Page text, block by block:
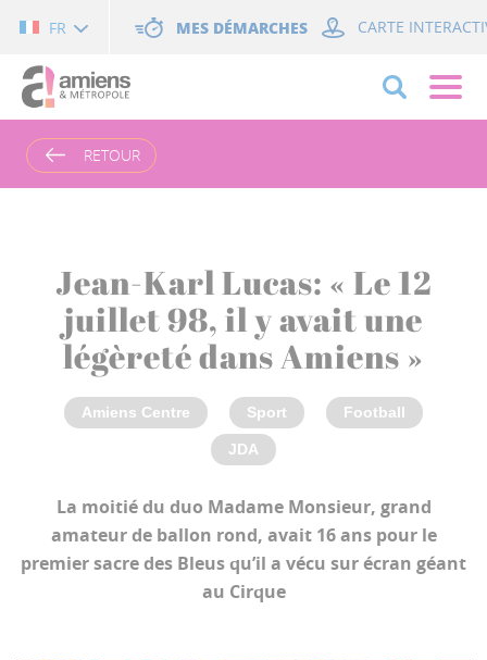
FR MES DÉMARCHES CARTE
RETOUR
Jean-Karl Lucas: « Le 12
juillet 98, il y avait une
légèreté dans Amiens »
Amiens Centre Sport Football
JDA
La moitié du duo Madame Monsieur, grand
amateur de ballon rond, avait 16 ans pour le
premier sacre des Bleus qu’il a vécu sur écran géant
au Cirque